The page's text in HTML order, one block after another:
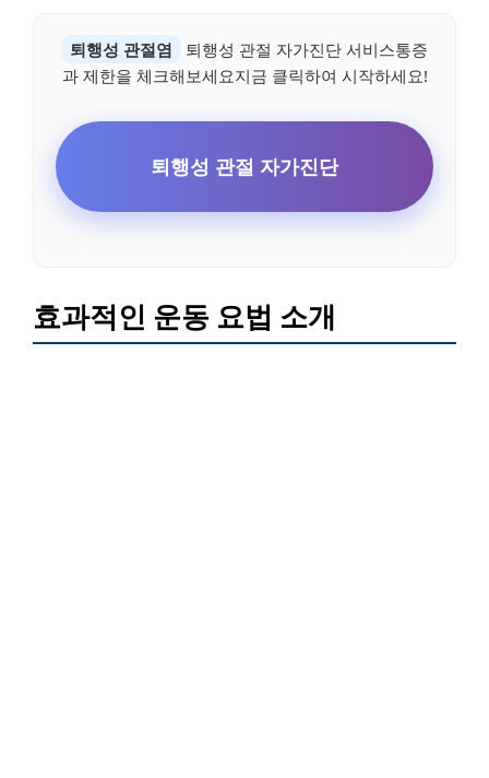
퇴행성 관절염
퇴행성 관절 자가진단 서비스통증
과 제한을 체크해보세요지금 클릭하여 시작하세요!
퇴행성 관절 자가진단
효과적인 운동 요법 소개